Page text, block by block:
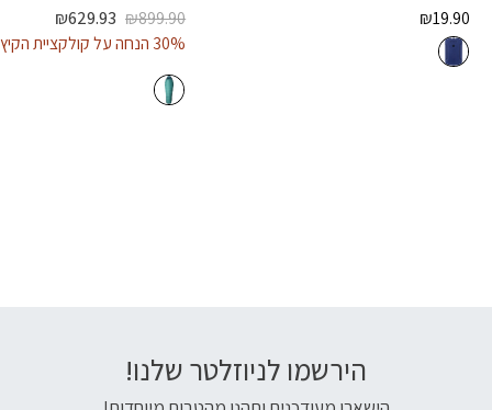
₪19.90
₪899.90
₪629.93
30% הנחה על קולקציית הקיץ
הירשמו לניוזלטר שלנו!